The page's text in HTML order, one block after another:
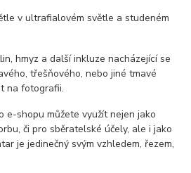
v ultrafialovém světle a studeném
hmyz a další inkluze nacházející se
třešňového, nebo jiné tmavé
na fotografii.
e-shopu můžete využít nejen jako
či pro sběratelské účely, ale i jako
je jedinečný svým vzhledem, řezem,